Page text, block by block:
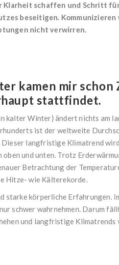
Klarheit schaffen und Schritt
beseitigen.
nicht verwirren.
kamen mir schon
stattfindet.
kalter Winter) ändert nichts am
ist der weltweite
Dieser langfristige Klimatrend
und unten. Trotz
Betrachtung der
Hitze- wie Kälterekorde.
körperliche Erfahrungen.
schwer wahrnehmen. Darum
und langfristige Klimatrends